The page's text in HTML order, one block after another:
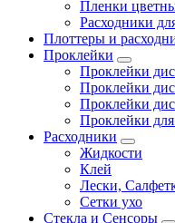
Пленки
Расходники
Плоттеры и
Проклейки
Проклейки
Проклейки
Проклейки
Проклейки
Расходники
Жидкости
Клей
Лески,
Сетки ухо
Стекла и Сенсоры